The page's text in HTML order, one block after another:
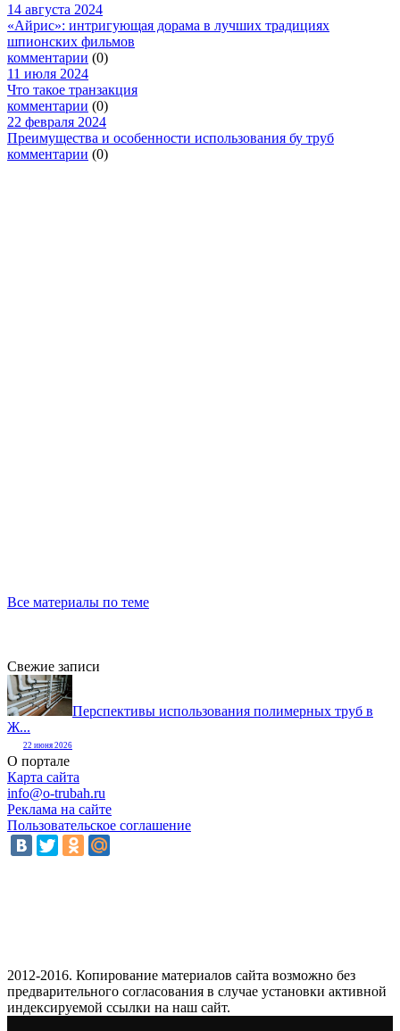
14 августа 2024
«Айрис»: интригующая дорама в лучших традициях
шпионских фильмов
комментарии (0)
11 июля 2024
Что такое транзакция
комментарии (0)
22 февраля 2024
Преимущества и особенности использования бу труб
комментарии (0)
Все материалы по теме
Свежие записи
Перспективы использования полимерных труб в
Ж...
22 июня 2026
О портале
Карта сайта
info@o-trubah.ru
Реклама на сайте
Пользовательское соглашение
2012-2016. Копирование материалов сайта возможно без
предварительного согласования в случае установки активной
индексируемой ссылки на наш сайт.